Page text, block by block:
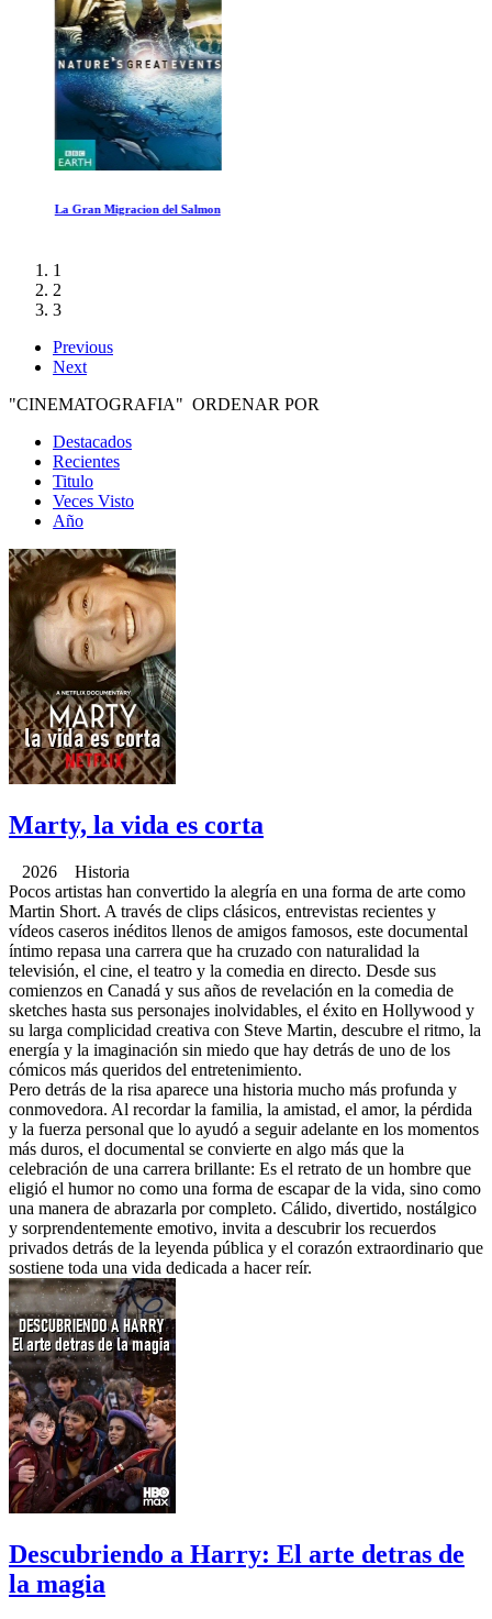
La Gran Migracion del Salmon
1
2
3
Previous
Next
"CINEMATOGRAFIA" ORDENAR POR
Destacados
Recientes
Titulo
Veces Visto
Año
Marty, la vida es corta
2026 Historia
Pocos artistas han convertido la alegría en una forma de arte como
Martin Short. A través de clips clásicos, entrevistas recientes y
vídeos caseros inéditos llenos de amigos famosos, este documental
íntimo repasa una carrera que ha cruzado con naturalidad la
televisión, el cine, el teatro y la comedia en directo. Desde sus
comienzos en Canadá y sus años de revelación en la comedia de
sketches hasta sus personajes inolvidables, el éxito en Hollywood y
su larga complicidad creativa con Steve Martin, descubre el ritmo, la
energía y la imaginación sin miedo que hay detrás de uno de los
cómicos más queridos del entretenimiento.
Pero detrás de la risa aparece una historia mucho más profunda y
conmovedora. Al recordar la familia, la amistad, el amor, la pérdida
y la fuerza personal que lo ayudó a seguir adelante en los momentos
más duros, el documental se convierte en algo más que la
celebración de una carrera brillante: Es el retrato de un hombre que
eligió el humor no como una forma de escapar de la vida, sino como
una manera de abrazarla por completo. Cálido, divertido, nostálgico
y sorprendentemente emotivo, invita a descubrir los recuerdos
privados detrás de la leyenda pública y el corazón extraordinario que
sostiene toda una vida dedicada a hacer reír.
Descubriendo a Harry: El arte detras de
la magia